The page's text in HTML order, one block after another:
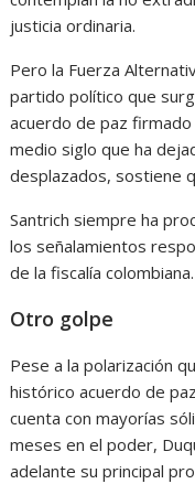
justicia ordinaria.
Pero la Fuerza
partido político que
acuerdo de paz
medio siglo que ha
desplazados, sostiene
Santrich siempre ha
los señalamientos
de la fiscalía colombiana.
Otro golpe
Pese a la polarización
histórico acuerdo de
cuenta con mayorías
meses en el poder,
adelante su principal